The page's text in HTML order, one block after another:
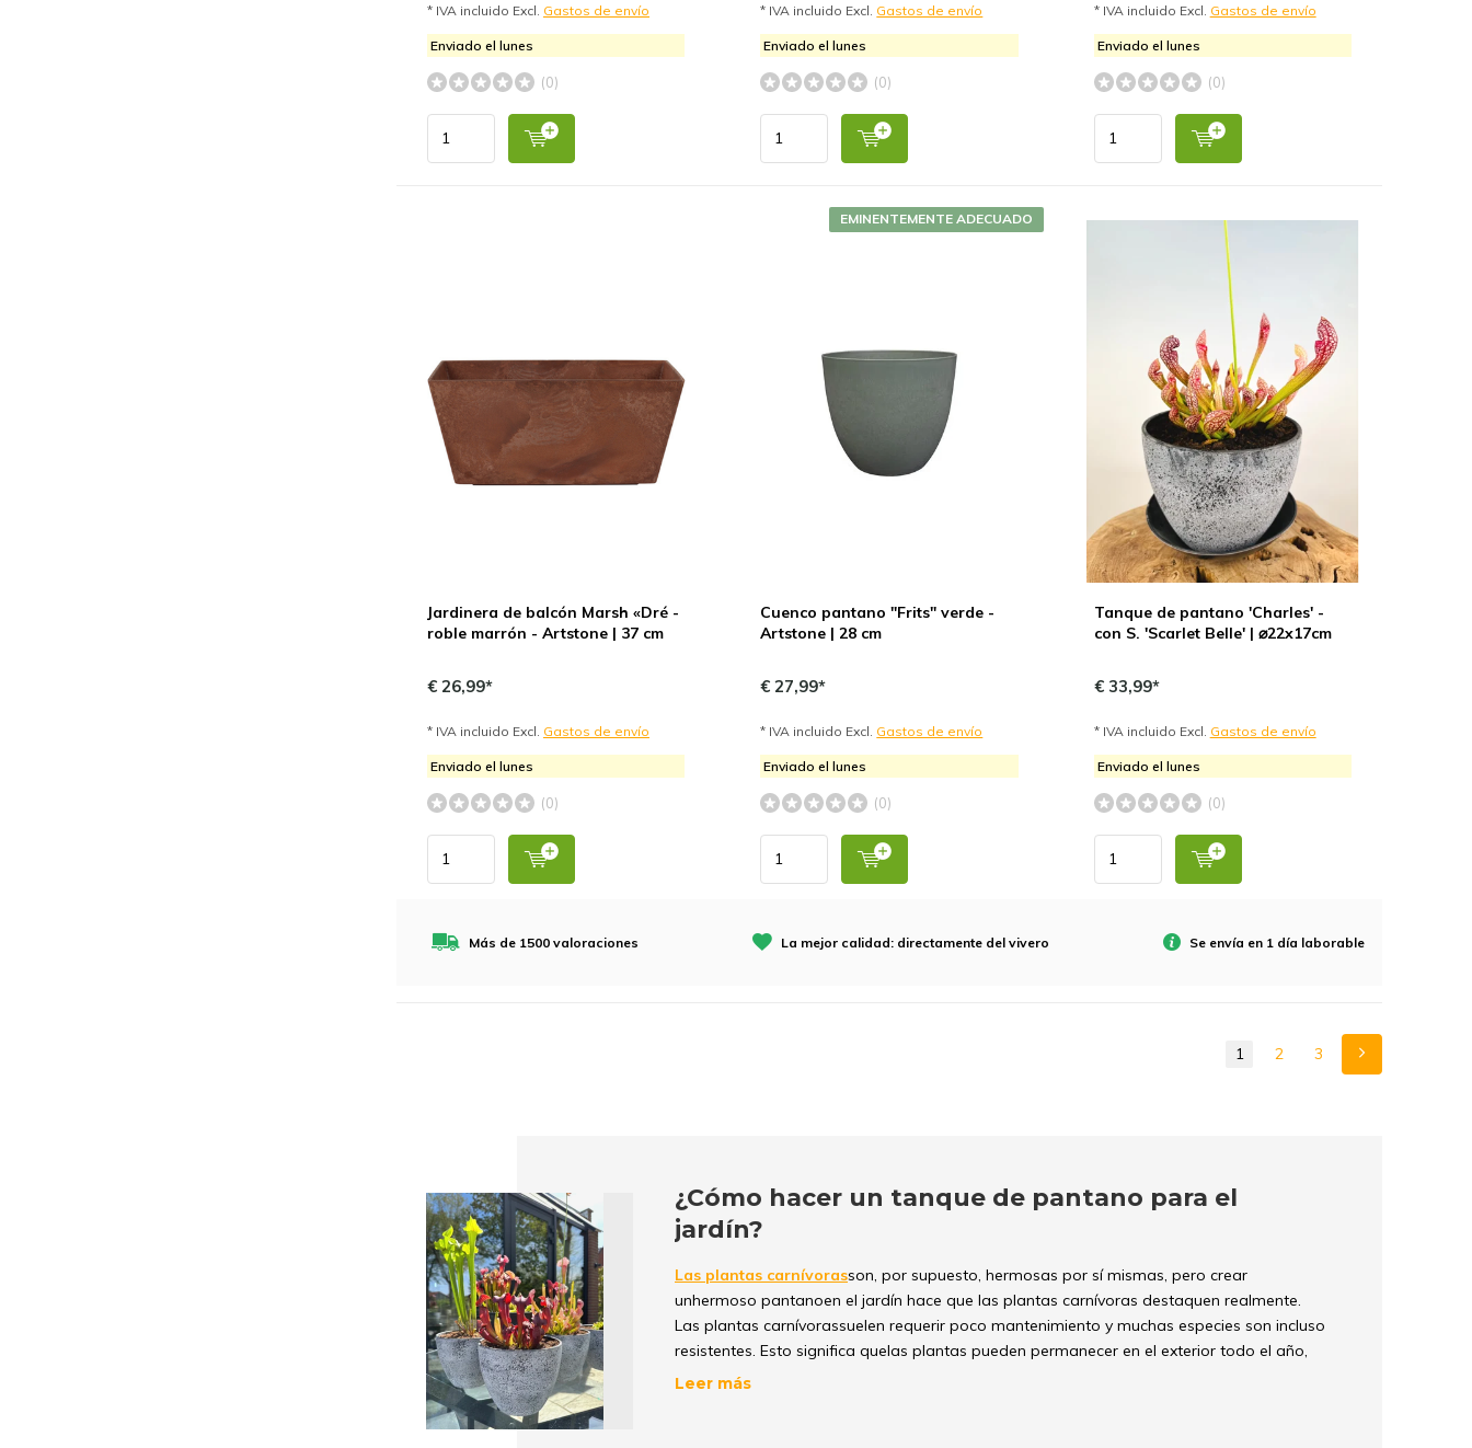
* IVA incluido Excl. Gastos de envío
Enviado el lunes
(0)
* IVA incluido Excl. Gastos de envío
Enviado el lunes
(0)
* IVA incluido Excl. Gastos de envío
Enviado el lunes
(0)
Jardinera de balcón Marsh «Dré -
roble marrón - Artstone | 37 cm
€ 26,99*
* IVA incluido Excl. Gastos de envío
Enviado el lunes
(0)
Cuenco pantano "Frits" verde -
Artstone | 28 cm
EMINENTEMENTE ADECUADO
€ 27,99*
* IVA incluido Excl. Gastos de envío
Enviado el lunes
(0)
Tanque de pantano 'Charles' -
con S. 'Scarlet Belle' | ⌀22x17cm
€ 33,99*
* IVA incluido Excl. Gastos de envío
Enviado el lunes
(0)
Más de 1500 valoraciones La mejor calidad: directamente del vivero Se envía en 1 día laborable
1 2 3
¿Cómo hacer un tanque de pantano para el
jardín?
Las plantas carnívorasson, por supuesto, hermosas por sí mismas, pero crear
unhermoso pantanoen el jardín hace que las plantas carnívoras destaquen realmente.
Las plantas carnívorassuelen requerir poco mantenimiento y muchas especies son incluso
resistentes. Esto significa quelas plantas pueden permanecer en el exterior todo el año,
incluso con heladas.
Leer más